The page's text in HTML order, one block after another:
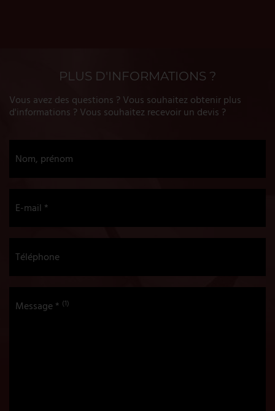
PLUS D'INFORMATIONS ?
Vous avez des questions ? Vous souhaitez obtenir plus
d'informations ? Vous souhaitez recevoir un devis ?
Nom, prénom
E-mail *
Téléphone
Message * (1)